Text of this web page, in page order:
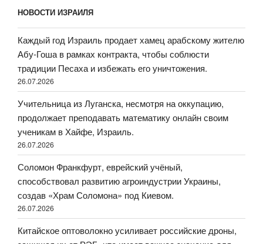
НОВОСТИ ИЗРАИЛЯ
Каждый год Израиль продает хамец арабскому жителю
Абу-Гоша в рамках контракта, чтобы соблюсти
традиции Песаха и избежать его уничтожения.
26.07.2026
Учительница из Луганска, несмотря на оккупацию,
продолжает преподавать математику онлайн своим
ученикам в Хайфе, Израиль.
26.07.2026
Соломон Франкфурт, еврейский учёный,
способствовал развитию агроиндустрии Украины,
создав «Храм Соломона» под Киевом.
26.07.2026
Китайское оптоволокно усиливает российские дроны,